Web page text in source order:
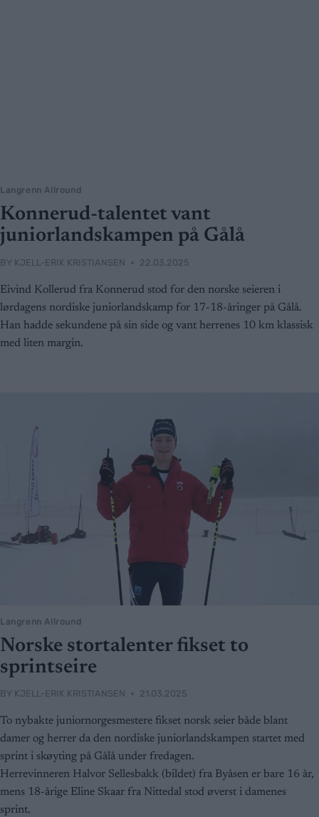
Langrenn Allround
Konnerud-talentet vant
juniorlandskampen på Gålå
BY KJELL-ERIK KRISTIANSEN 22.03.2025
Eivind Kollerud fra Konnerud stod for den norske seieren i
lørdagens nordiske juniorlandskamp for 17-18-åringer på Gålå.
Han hadde sekundene på sin side og vant herrenes 10 km klassisk
med liten margin.
Langrenn Allround
Norske stortalenter fikset to
sprintseire
BY KJELL-ERIK KRISTIANSEN 21.03.2025
To nybakte juniornorgesmestere fikset norsk seier både blant
damer og herrer da den nordiske juniorlandskampen startet med
sprint i skøyting på Gålå under fredagen.
Herrevinneren Halvor Sellesbakk (bildet) fra Byåsen er bare 16 år,
mens 18-årige Eline Skaar fra Nittedal stod øverst i damenes
sprint.